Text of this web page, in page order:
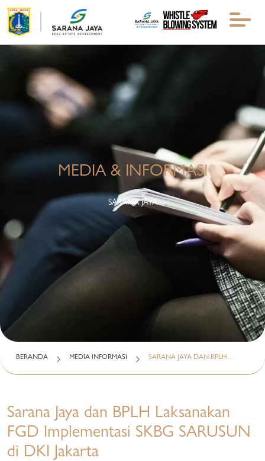
MEDIA & INFORMASI
SARANA JAYA
BERANDA MEDIA INFORMASI SARANA JAYA DAN BPLH…
Sarana Jaya dan BPLH Laksanakan
FGD Implementasi SKBG SARUSUN
di DKI Jakarta